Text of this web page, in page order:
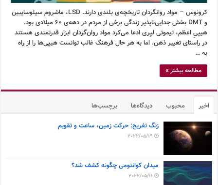
کرونوس – مواد روانگردان تاریخچه‌ی بلندی دارند. LSD، ماشروم سیلوسایبین
و DMT بخش جدایی‌ناپذیر زندگی برخی از مردم در دهه‌ی ۶۰ میلادی بود.
هیپیِ اعظم، تیموتی لیِری ادعا می‌کرد مواد روان‌گردان ابزار قدرتمندی هستند
در راستای تغییر ذهن. اما به هر حال فرهنگ غالب توانست هیپی‌ها را از راه
به …
مطالعه بیشتر »
اخیر محبوب دیدگاه‌ها برچسب‌ها
زنگ تفریح: حرکت زمین، ساعت و تقویم
2022/05/19
میدان کوانتومی چگونه کشف شد؟
2022/05/11